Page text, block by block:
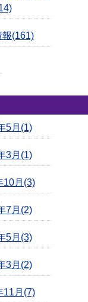
報(161)
5月(1)
3月(1)
10月(3)
7月(2)
5月(3)
3月(2)
11月(7)